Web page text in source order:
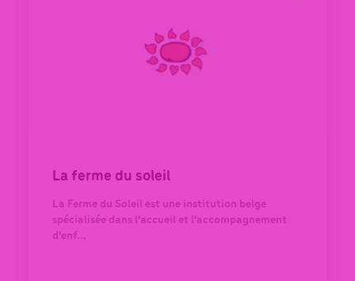
La ferme du soleil
La Ferme du Soleil est une institution belge
spécialisée dans l'accueil et l'accompagnement
d'enf...